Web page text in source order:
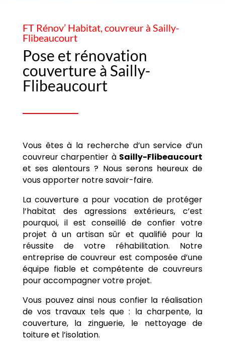
FT Rénov’ Habitat, couvreur à Sailly-
Flibeaucourt
Pose et rénovation
couverture à Sailly-
Flibeaucourt
Vous êtes à la recherche d’un service d’un
couvreur charpentier à Sailly-Flibeaucourt
et ses alentours ? Nous serons heureux de
vous apporter notre savoir-faire.
La couverture a pour vocation de protéger
l’habitat des agressions extérieurs, c’est
pourquoi, il est conseillé de confier votre
projet à un artisan sûr et qualifié pour la
réussite de votre réhabilitation. Notre
entreprise de couvreur est composée d’une
équipe fiable et compétente de couvreurs
pour accompagner votre projet.
Vous pouvez ainsi nous confier la réalisation
de vos travaux tels que : la charpente, la
couverture, la zinguerie, le nettoyage de
toiture et l’isolation.